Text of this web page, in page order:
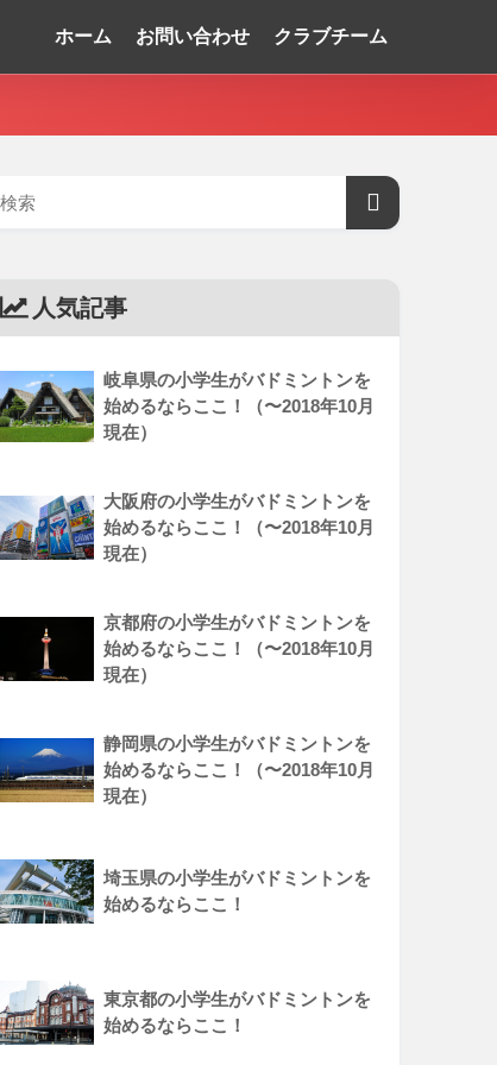
ホーム お問い合わせ クラブチーム
人気記事
岐阜県の小学生がバドミントンを
始めるならここ！（〜2018年10月
現在）
大阪府の小学生がバドミントンを
始めるならここ！（〜2018年10月
現在）
京都府の小学生がバドミントンを
始めるならここ！（〜2018年10月
現在）
静岡県の小学生がバドミントンを
始めるならここ！（〜2018年10月
現在）
埼玉県の小学生がバドミントンを
始めるならここ！
東京都の小学生がバドミントンを
始めるならここ！